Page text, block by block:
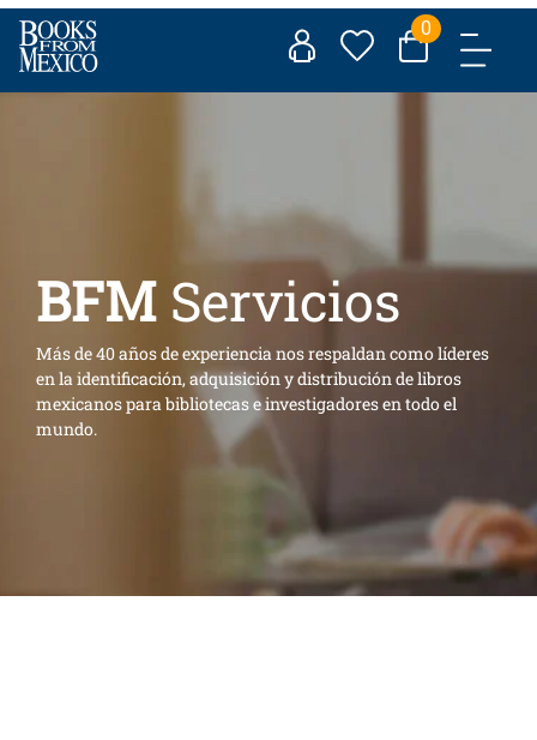
Skip
content
0
BFM Servicios
Más de 40 años de experiencia nos respaldan como líderes
en la identificación, adquisición y distribución de libros
mexicanos para bibliotecas e investigadores en todo el
mundo.